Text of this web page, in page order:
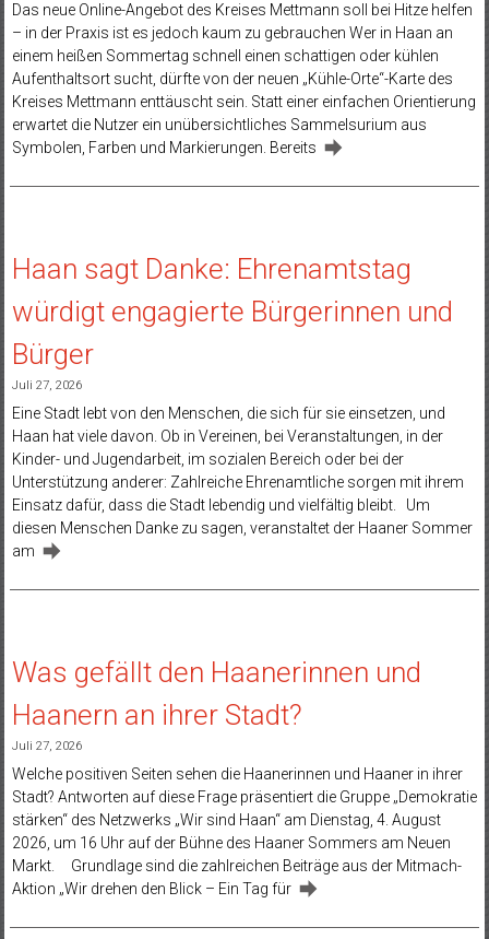
Das neue Online-Angebot des Kreises Mettmann soll bei Hitze helfen
– in der Praxis ist es jedoch kaum zu gebrauchen Wer in Haan an
einem heißen Sommertag schnell einen schattigen oder kühlen
Aufenthaltsort sucht, dürfte von der neuen „Kühle-Orte“-Karte des
Kreises Mettmann enttäuscht sein. Statt einer einfachen Orientierung
erwartet die Nutzer ein unübersichtliches Sammelsurium aus
Symbolen, Farben und Markierungen. Bereits
Haan sagt Danke: Ehrenamtstag
würdigt engagierte Bürgerinnen und
Bürger
Juli 27, 2026
Eine Stadt lebt von den Menschen, die sich für sie einsetzen, und
Haan hat viele davon. Ob in Vereinen, bei Veranstaltungen, in der
Kinder- und Jugendarbeit, im sozialen Bereich oder bei der
Unterstützung anderer: Zahlreiche Ehrenamtliche sorgen mit ihrem
Einsatz dafür, dass die Stadt lebendig und vielfältig bleibt. Um
diesen Menschen Danke zu sagen, veranstaltet der Haaner Sommer
am
Was gefällt den Haanerinnen und
Haanern an ihrer Stadt?
Juli 27, 2026
Welche positiven Seiten sehen die Haanerinnen und Haaner in ihrer
Stadt? Antworten auf diese Frage präsentiert die Gruppe „Demokratie
stärken“ des Netzwerks „Wir sind Haan“ am Dienstag, 4. August
2026, um 16 Uhr auf der Bühne des Haaner Sommers am Neuen
Markt. Grundlage sind die zahlreichen Beiträge aus der Mitmach-
Aktion „Wir drehen den Blick – Ein Tag für